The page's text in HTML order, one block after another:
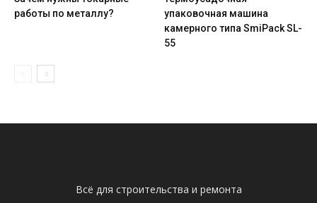
работы по металлу?
упаковочная машина
камерного типа SmiPack SL-
55
Всё для строительства и ремонта